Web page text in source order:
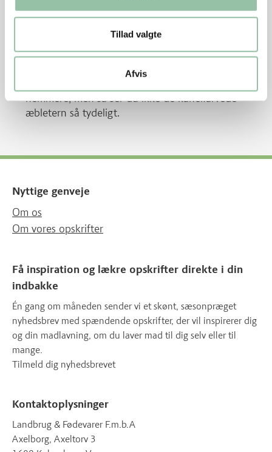
Tillad valgte
Afvis
Tips
nemmere, men så ser du ikke de kanelfarvede
æbletern så tydeligt.
Nyttige genveje
Om os
Om vores opskrifter
Få inspiration og lækre opskrifter direkte i din
indbakke
Én gang om måneden sender vi et skønt, sæsonpræget
nyhedsbrev med spændende opskrifter, der vil inspirerer dig
og din madlavning, om du laver mad til dig selv eller til
mange.
Tilmeld dig nyhedsbrevet
Kontaktoplysninger
Landbrug & Fødevarer F.m.b.A
Axelborg, Axeltorv 3